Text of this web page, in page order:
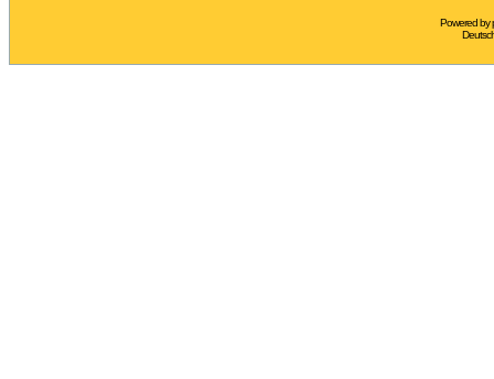
Powered by